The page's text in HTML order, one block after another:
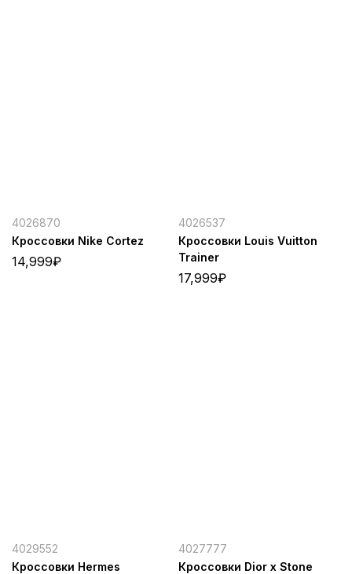
4026870
Кроссовки Nike Cortez
14,999₽
4026537
Кроссовки Louis Vuitton
Trainer
17,999₽
4029552
Кроссовки Hermes
4027777
Кроссовки Dior x Stone